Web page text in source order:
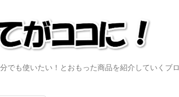
でも使いたい！とおもった商品を紹介していくブロ